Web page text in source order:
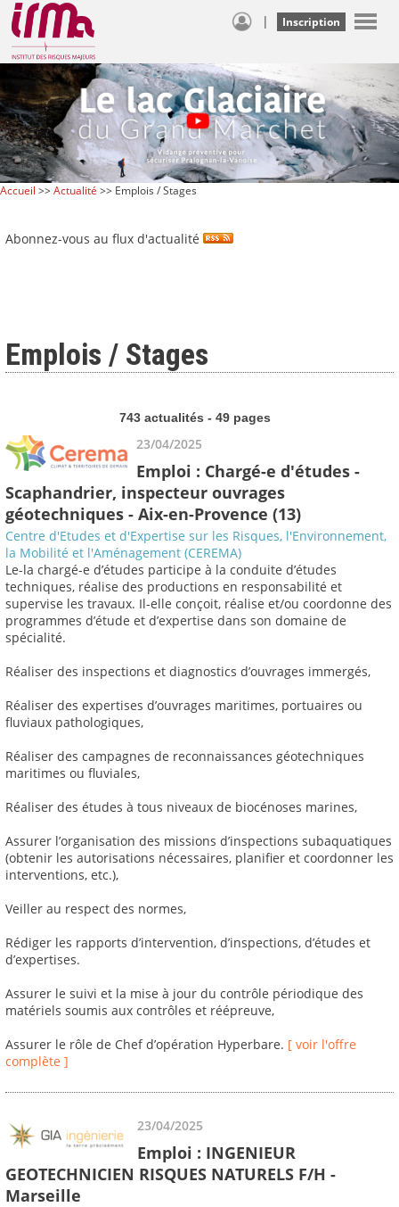
| Inscription
Accueil >>Actualité >> Emplois / Stages
Abonnez-vous au flux d'actualité
Emplois / Stages
743 actualités - 49 pages
23/04/2025
Emploi : Chargé-e d'études -
Scaphandrier, inspecteur ouvrages
géotechniques - Aix-en-Provence (13)
Centre d'Etudes et d'Expertise sur les Risques, l'Environnement,
la Mobilité et l'Aménagement (CEREMA)
Le-la chargé-e d’études participe à la conduite d’études
techniques, réalise des productions en responsabilité et
supervise les travaux. Il-elle conçoit, réalise et/ou coordonne des
programmes d’étude et d’expertise dans son domaine de
spécialité.
Réaliser des inspections et diagnostics d’ouvrages immergés,
Réaliser des expertises d’ouvrages maritimes, portuaires ou
fluviaux pathologiques,
Réaliser des campagnes de reconnaissances géotechniques
maritimes ou fluviales,
Réaliser des études à tous niveaux de biocénoses marines,
Assurer l’organisation des missions d’inspections subaquatiques
(obtenir les autorisations nécessaires, planifier et coordonner les
interventions, etc.),
Veiller au respect des normes,
Rédiger les rapports d’intervention, d’inspections, d’études et
d’expertises.
Assurer le suivi et la mise à jour du contrôle périodique des
matériels soumis aux contrôles et réépreuve,
Assurer le rôle de Chef d’opération Hyperbare. [ voir l'offre
complète ]
23/04/2025
Emploi : INGENIEUR
GEOTECHNICIEN RISQUES NATURELS F/H -
Marseille